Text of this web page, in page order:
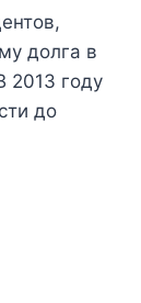
долга в
2013 году
до